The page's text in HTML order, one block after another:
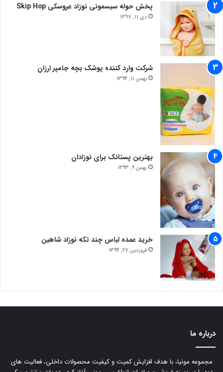
پخش حوله سیسمونی نوزاد عروسکی Skip Hop
دی 11, 1397
شرکت وارد کننده پوشک بچه جامپر ارزان
بهمن 11, 1394
بهترین پستانک برای نوزادان
بهمن 9, 1393
خرید عمده لباس چند تکه نوزاد شاهین
فروردین 27, 1394
درباره ما
مجموعه مونیا، با هدف افزایش کمیت و کیفیت محصولات داخلی، فعالیت های